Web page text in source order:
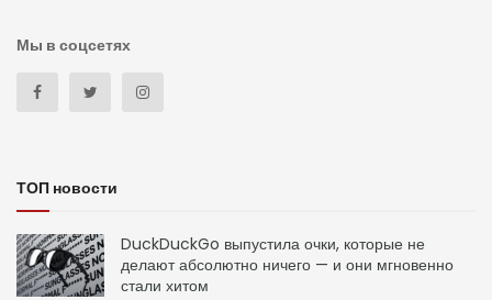
Мы в соцсетях
ТОП новости
DuckDuckGo выпустила очки, которые не
делают абсолютно ничего — и они мгновенно
стали хитом